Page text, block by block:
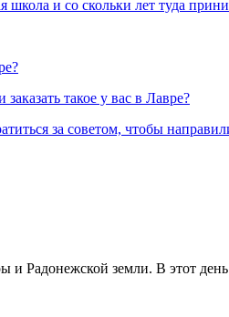
школа и со скольки лет туда
такое у вас в Лавре?
за советом, чтобы
земли. В этот